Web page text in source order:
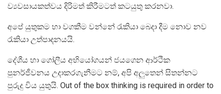
ව්‍යවසායකත්වය දිරිමත් කිරීමටත් කටයුතු කරනවා.
අපේ යුතුකම හා වගකීම වන්නේ රැකියා බෙදා දීම නොව නව
රැකියා උත්පාදනයයි.
දේශීය හා ගෝලීය අභියෝගයන් ජයගෙන ආර්ථික
පුනර්ජීවනය උදාකරගැනීමට නම්, අපි අලුතෙන් සිතන්නට
පුරුදු විය යුතුයි. Out of the box thinking is required in order to